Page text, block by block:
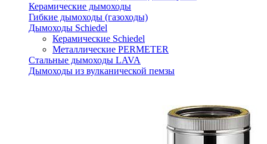
Керамические дымоходы
Гибкие дымоходы (газоходы)
Дымоходы Schiedel
Керамические Schiedel
Металлические PERMETER
Стальные дымоходы LAVA
Дымоходы из вулканической пемзы